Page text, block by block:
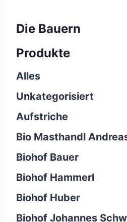
Die Bauern
Produkte
Alles
Unkategorisiert
Aufstriche
Bio Masthandl
Biohof Bauer
Biohof Hammerl
Biohof Huber
Biohof Johannes